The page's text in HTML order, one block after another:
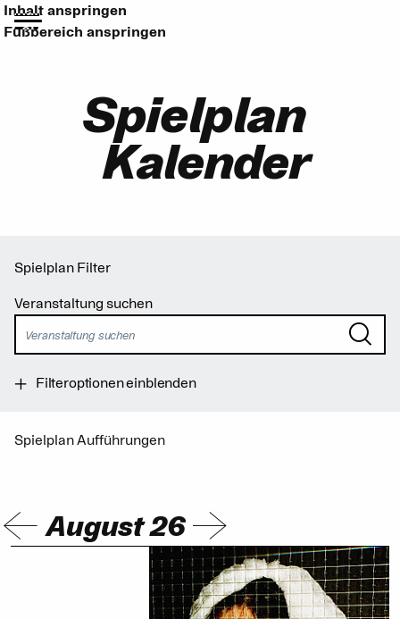
Inhalt anspringen
Fußbereich anspringen
Spielplan
Kalender
Spielplan Filter
Veranstaltung suchen
Filteroptionen einblenden
Spielplan Aufführungen
August 26